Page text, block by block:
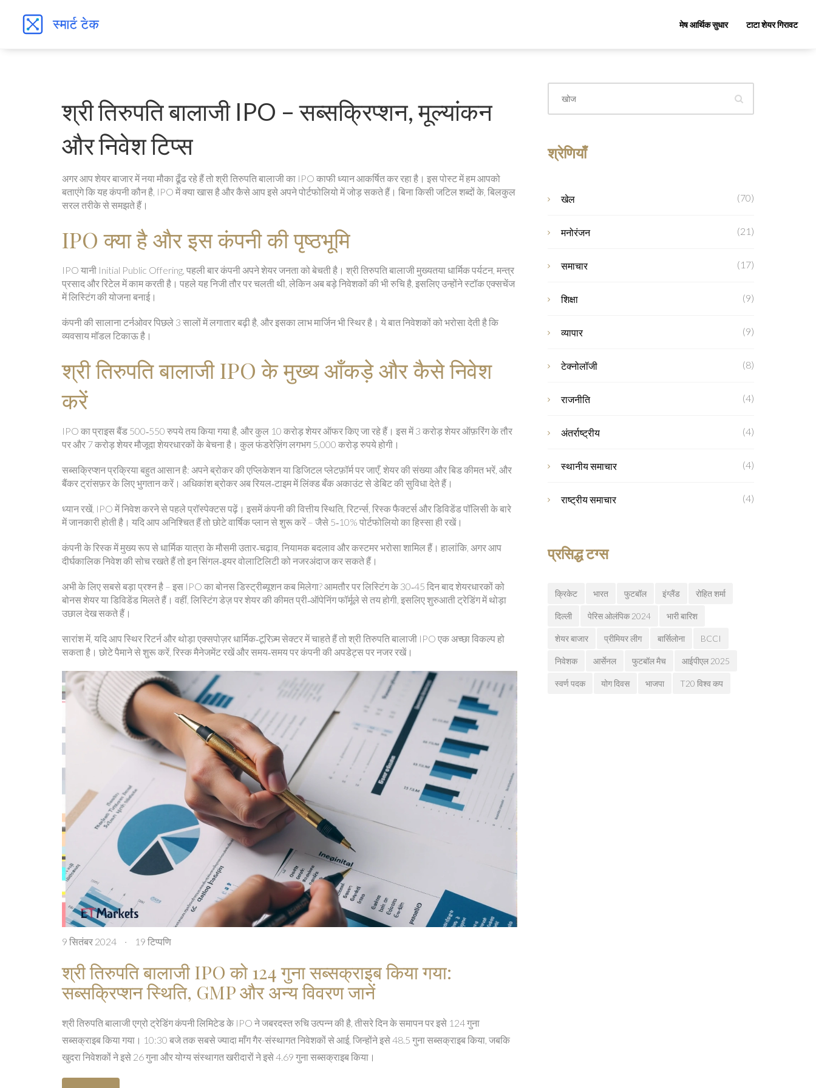
मेष आर्थिक सुधार टाटा शेयर गिरावट
श्री तिरुपति बालाजी IPO – सब्सक्रिप्शन, मूल्यांकन
और निवेश टिप्स
अगर आप शेयर बाजार में नया मौका ढूँढ रहे हैं तो श्री तिरुपति बालाजी का IPO काफी ध्यान आकर्षित कर रहा है। इस पोस्ट में हम आपको
बताएंगे कि यह कंपनी कौन है, IPO में क्या खास है और कैसे आप इसे अपने पोर्टफोलियो में जोड़ सकते हैं। बिना किसी जटिल शब्दों के, बिलकुल
सरल तरीके से समझते हैं।
IPO क्या है और इस कंपनी की पृष्ठभूमि
IPO यानी Initial Public Offering, पहली बार कंपनी अपने शेयर जनता को बेचती है। श्री तिरुपति बालाजी मुख्यतया धार्मिक पर्यटन, मन्‍त्र
प्रसाद और रिटेल में काम करती है। पहले यह निजी तौर पर चलती थी, लेकिन अब बड़े निवेशकों की भी रुचि है, इसलिए उन्होंने स्टॉक एक्सचेंज
में लिस्टिंग की योजना बनाई।
कंपनी की सालाना टर्नओवर पिछले 3 सालों में लगातार बढ़ी है, और इसका लाभ मार्जिन भी स्थिर है। ये बात निवेशकों को भरोसा देती है कि
व्यवसाय मॉडल टिकाऊ है।
श्री तिरुपति बालाजी IPO के मुख्य आँकड़े और कैसे निवेश
करें
IPO का प्राइस बैंड 500‑550 रुपये तय किया गया है, और कुल 10 करोड़ शेयर ऑफर किए जा रहे हैं। इस में 3 करोड़ शेयर ऑफ़रिंग के तौर
पर और 7 करोड़ शेयर मौजूदा शेयरधारकों के बेचना है। कुल फंडरेज़िंग लगभग 5,000 करोड़ रुपये होगी।
सब्सक्रिप्शन प्रक्रिया बहुत आसान है: अपने ब्रोकर की एप्लिकेशन या डिजिटल प्लेटफ़ॉर्म पर जाएँ, शेयर की संख्या और बिड कीमत भरें, और
बैंकर ट्रांसफ़र के लिए भुगतान करें। अधिकांश ब्रोकर अब रियल‑टाइम में लिंक्ड बँक अकाउंट से डेबिट की सुविधा देते हैं।
ध्यान रखें, IPO में निवेश करने से पहले प्रॉस्पेक्टस पढ़ें। इसमें कंपनी की वित्तीय स्थिति, रिटर्न्स, रिस्क फैक्टर्स और डिविडेंड पॉलिसी के बारे
में जानकारी होती है। यदि आप अनिश्चित हैं तो छोटे वार्षिक प्लान से शुरू करें – जैसे 5‑10% पोर्टफोलियो का हिस्सा ही रखें।
कंपनी के रिस्क में मुख्य रूप से धार्मिक यात्रा के मौसमी उतार‑चढ़ाव, नियामक बदलाव और कस्टमर भरोसा शामिल हैं। हालांकि, अगर आप
दीर्घकालिक निवेश की सोच रखते हैं तो इन सिंगल‑इयर वोलाटिलिटी को नजरअंदाज कर सकते हैं।
अभी के लिए सबसे बड़ा प्रश्न है – इस IPO का बोनस डिस्ट्रीब्यूशन कब मिलेगा? आमतौर पर लिस्टिंग के 30‑45 दिन बाद शेयरधारकों को
बोनस शेयर या डिविडेंड मिलते हैं। वहीं, लिस्टिंग डेज़ पर शेयर की कीमत प्री‑ऑपेनिंग फॉर्मूले से तय होगी, इसलिए शुरुआती ट्रेडिंग में थोड़ा
उछाल देख सकते हैं।
सारांश में, यदि आप स्थिर रिटर्न और थोड़ा एक्सपोज़र धार्मिक‑टूरिज़्म सेक्टर में चाहते हैं तो श्री तिरुपति बालाजी IPO एक अच्छा विकल्प हो
सकता है। छोटे पैमाने से शुरू करें, रिस्क मैनेजमेंट रखें और समय‑समय पर कंपनी की अपडेट्स पर नजर रखें।
9 सितंबर 2024 · 19 टिप्पणि
श्री तिरुपति बालाजी IPO को 124 गुना सब्सक्राइब किया गया:
सब्सक्रिप्शन स्थिति, GMP और अन्य विवरण जानें
श्री तिरुपति बालाजी एग्रो ट्रेडिंग कंपनी लिमिटेड के IPO ने जबरदस्त रुचि उत्पन्न की है, तीसरे दिन के समापन पर इसे 124 गुना
सब्सक्राइब किया गया। 10:30 बजे तक सबसे ज्यादा माँग गैर-संस्थागत निवेशकों से आई, जिन्होंने इसे 48.5 गुना सब्सक्राइब किया, जबकि
खुदरा निवेशकों ने इसे 26 गुना और योग्य संस्थागत खरीदारों ने इसे 4.69 गुना सब्सक्राइब किया।
श्रेणियाँ
खेल (70)
मनोरंजन (21)
समाचार (17)
शिक्षा (9)
व्यापार (9)
टेक्नोलॉजी (8)
राजनीति (4)
अंतर्राष्ट्रीय (4)
स्थानीय समाचार (4)
राष्ट्रीय समाचार (4)
प्रसिद्ध टग्स
क्रिकेट भारत फुटबॉल इंग्लैंड रोहित शर्मा
दिल्ली पेरिस ओलंपिक 2024 भारी बारिश
शेयर बाजार प्रीमियर लीग बार्सिलोना BCCI
निवेशक आर्सेनल फुटबॉल मैच आईपीएल 2025
स्वर्ण पदक योग दिवस भाजपा T20 विश्व कप